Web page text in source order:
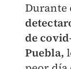
Durante
de
Puebla,